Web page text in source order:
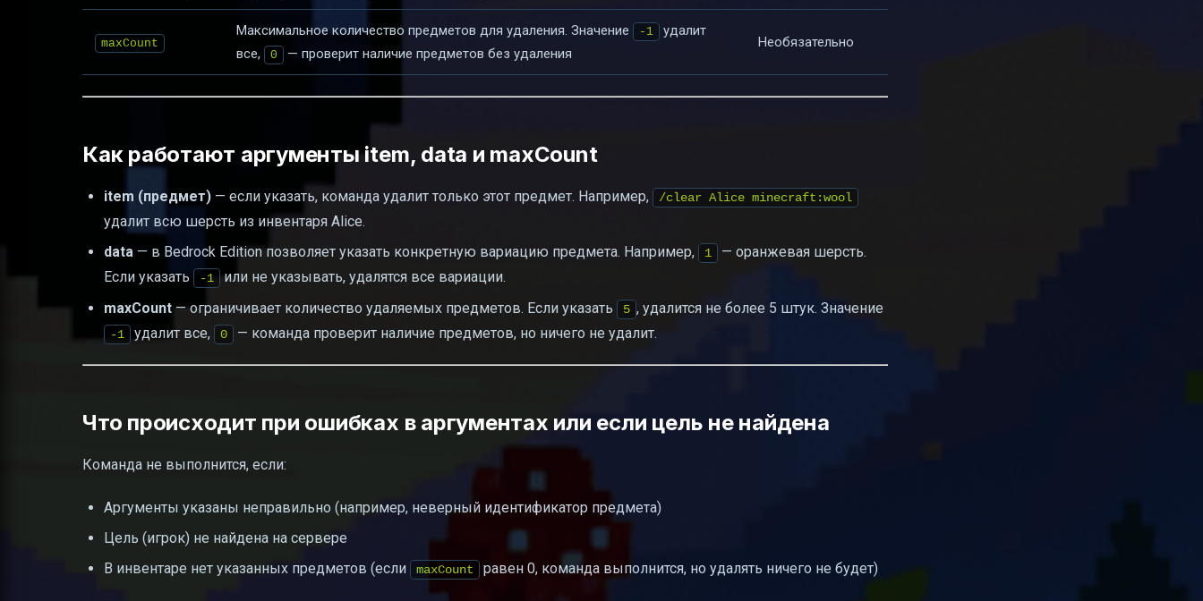
maxCount
Максимальное количество предметов для удаления. Значение -1
удалит
все,
0 — проверит наличие предметов без удаления
Необязательно
Как работают аргументы item, data и maxCount
item (предмет) — если указать, команда удалит только этот предмет. Например, /clear Alice minecraft:wool
удалит всю шерсть из инвентаря Alice.
data — в Bedrock Edition позволяет указать конкретную вариацию предмета. Например, 1
— оранжевая шерсть.
Если указать
-1 или не указывать, удалятся все вариации.
maxCount — ограничивает количество удаляемых предметов. Если указать 5 , удалится не более 5 штук. Значение
-1 удалит все, 0 — команда проверит наличие предметов, но ничего не удалит.
Что происходит при ошибках в аргументах или если цель не найдена
Команда не выполнится, если:
Аргументы указаны неправильно (например, неверный идентификатор предмета)
Цель (игрок) не найдена на сервере
В инвентаре нет указанных предметов (если
maxCount равен 0, команда выполнится, но удалять ничего не будет)